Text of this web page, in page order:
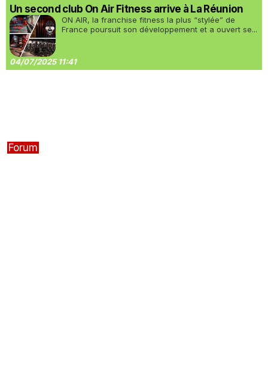
Un second club On Air Fitness arrive à La Réunion
ON AIR, la franchise fitness la plus “stylée” de
France poursuit son développement et a ouvert se...
04/07/2025 11:41
Forum